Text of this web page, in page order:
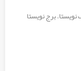
برج نویستا